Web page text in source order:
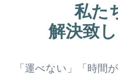
私た
解決致
「運べない」「時間